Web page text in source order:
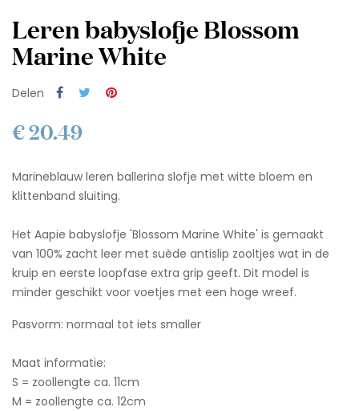
Leren babyslofje Blossom
Marine White
Delen
€ 20.49
Marineblauw leren ballerina slofje met witte bloem en
klittenband sluiting.
Het Aapie babyslofje 'Blossom Marine White' is gemaakt
van 100% zacht leer met suède antislip zooltjes wat in de
kruip en eerste loopfase extra grip geeft. Dit model is
minder geschikt voor voetjes met een hoge wreef.
Pasvorm: normaal tot iets smaller
Maat informatie:
S = zoollengte ca. 11cm
M = zoollengte ca. 12cm